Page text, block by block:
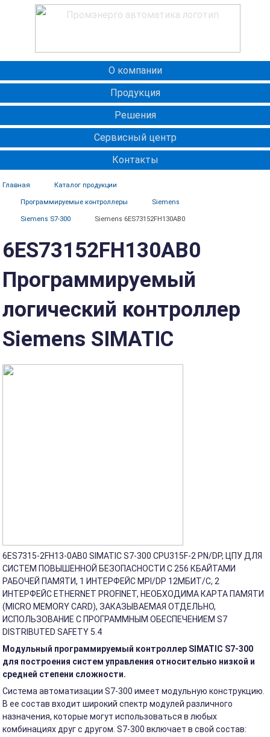
О компании
Продукция
Решения
Сервисный центр
Контакты
Главная Каталог продукции
Программируемые контроллеры Siemens
Siemens S7-300 Siemens 6ES73152FH130AB0
6ES73152FH130AB0
Программируемый
логический контроллер
Siemens SIMATIC
6ES7315-2FH13-0AB0 SIMATIC S7-300 CPU315F-2 PN/DP, ЦПУ ДЛЯ
СИСТЕМ ПОВЫШЕННОЙ БЕЗОПАСНОСТИ С 256 КБАЙТАМИ
РАБОЧЕЙ ПАМЯТИ, 1 ИНТЕРФЕЙС MPI/DP 12МБИТ/С, 2
ИНТЕРФЕЙС ETHERNET PROFINET, НЕОБХОДИМА КАРТА ПАМЯТИ
(MICRO MEMORY CARD), ЗАКАЗЫВАЕМАЯ ОТДЕЛЬНО,
ИСПОЛЬЗОВАНИЕ С ПРОГРАММНЫМ ОБЕСПЕЧЕНИЕМ S7
DISTRIBUTED SAFETY 5.4
Модульный программируемый контроллер SIMATIC S7-300
для построения систем управления относительно низкой и
средней степени сложности.
Система автоматизации S7-300 имеет модульную конструкцию.
В ее состав входит широкий спектр модулей различного
назначения, которые могут использоваться в любых
комбинациях друг с другом. S7-300 включает в свой состав: